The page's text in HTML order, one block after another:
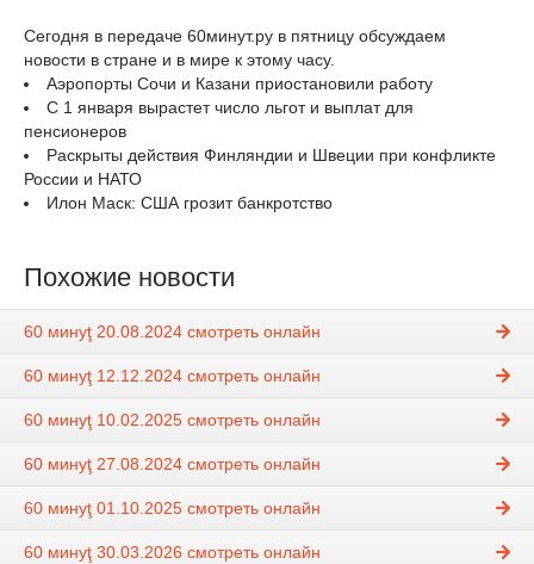
Сегодня в передаче 60минут.ру в пятницу обсуждаем
новости в стране и в мире к этому часу.
Аэропорты Сочи и Казани приостановили работу
С 1 января вырастет число льгот и выплат для
пенсионеров
Раскрыты действия Финляндии и Швеции при конфликте
России и НАТО
Илон Маск: США грозит банкротство
Похожие новости
60 минуţ 20.08.2024 смотреть онлайн
60 минуţ 12.12.2024 смотреть онлайн
60 минуţ 10.02.2025 смотреть онлайн
60 минуţ 27.08.2024 смотреть онлайн
60 минуţ 01.10.2025 смотреть онлайн
60 минуţ 30.03.2026 смотреть онлайн